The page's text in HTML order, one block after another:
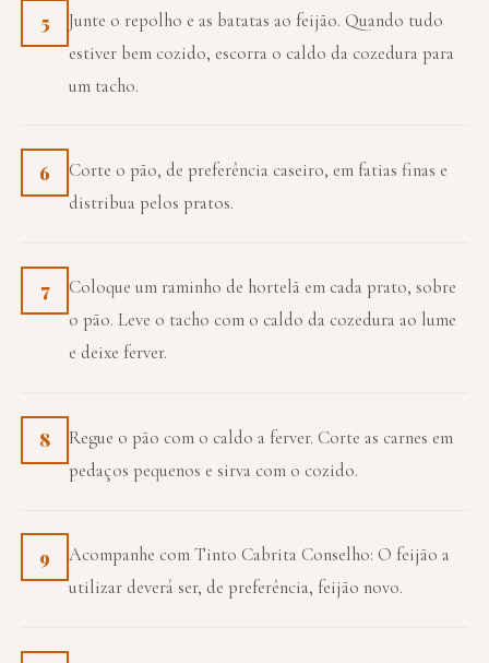
5
Junte o repolho e as batatas ao feijão. Quando tudo
estiver bem cozido, escorra o caldo da cozedura para
um tacho.
6
Corte o pão, de preferência caseiro, em fatias finas e
distribua pelos pratos.
7
Coloque um raminho de hortelã em cada prato, sobre
o pão. Leve o tacho com o caldo da cozedura ao lume
e deixe ferver.
8
Regue o pão com o caldo a ferver. Corte as carnes em
pedaços pequenos e sirva com o cozido.
9
Acompanhe com Tinto Cabrita Conselho: O feijão a
utilizar deverá ser, de preferência, feijão novo.